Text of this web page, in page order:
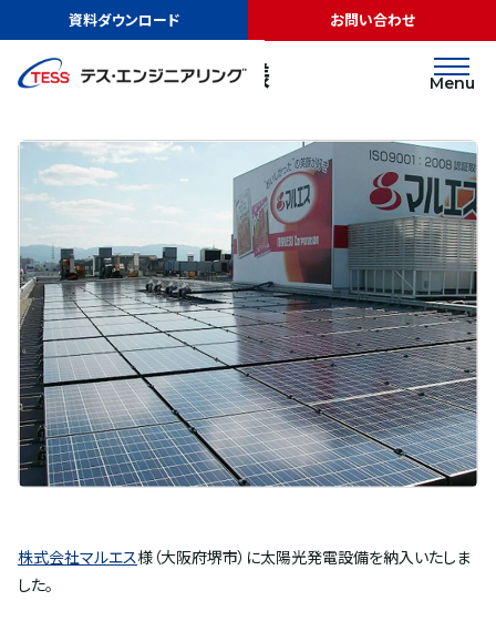
資料ダウンロード お問い合わせ
Menu
実績紹介 株式会社マルエス様
太陽光発電 屋根
株式会社マルエス様
株式会社マルエス様（大阪府堺市）に太陽光発電設備を納入いたしま
した。